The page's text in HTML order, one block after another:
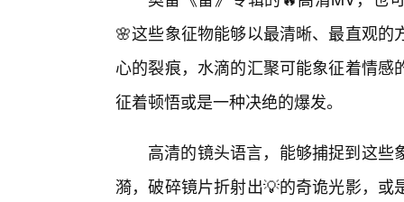
🌸这些象征物能够以最清晰、最直观
心的裂痕，水滴的汇聚可能象征着情
征着顿悟或是一种决绝的爆发。
高清的镜头语言，能够捕捉到这
漪，破碎镜片折射出💡的奇诡光影，